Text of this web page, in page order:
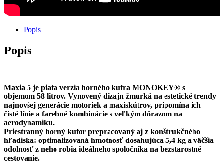
Popis
Popis
Maxia 5 je piata verzia horného kufra MONOKEY® s
objemom 58 litrov. Vynovený dizajn žmurká na estetické trendy
najnovšej generácie motoriek a maxiskútrov, pripomína ich
čisté línie a farebné kombinácie s veľkým dôrazom na
aerodynamiku.
Priestranný horný kufor prepracovaný aj z konštrukčného
hľadiska: optimalizovaná hmotnosť dosahujúca 5,4 kg a väčšia
odolnosť z neho robia ideálneho spoločníka na bezstarostné
cestovanie.